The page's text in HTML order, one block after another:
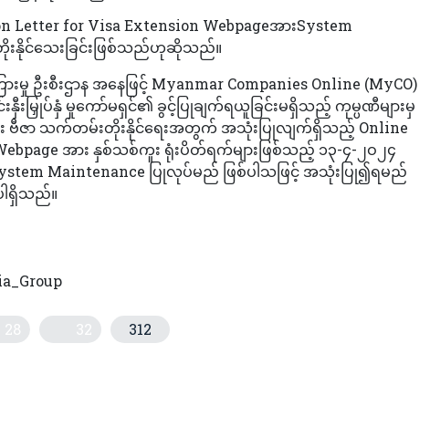
for Visa Extension WebpageအားSystem
းနိုင်သေးခြင်းဖြစ်သည်ဟုဆိုသည်။
ဦးစီးဌာန အနေဖြင့် Myanmar Companies Online (MyCO)
းမြှုပ်နှံ မှုကော်မရှင်၏ ခွင့်ပြုချက်ရယူခြင်းမရှိသည့် ကုမ္ပဏီများမှ
အား ဗီဇာ သက်တမ်းတိုးနိုင်ရေးအတွက် အသုံးပြုလျက်ရှိသည့် Online
အား နှစ်သစ်ကူး ရုံးပိတ်ရက်များဖြစ်သည့် ၁၃-၄-၂ဝ၂၄
Maintenance ပြုလုပ်မည် ဖြစ်ပါသဖြင့် အသုံးပြု၍ရမည်
ါရှိသည်။
28 32 312
းချရာ ဝယ်ယူမည့်သူမရှိခဲ့၊ လေလံထပ်တင်ရန်ရှိဟုဆို
ော်ဆင်စခန်း ဖွင့်လှစ်မည်